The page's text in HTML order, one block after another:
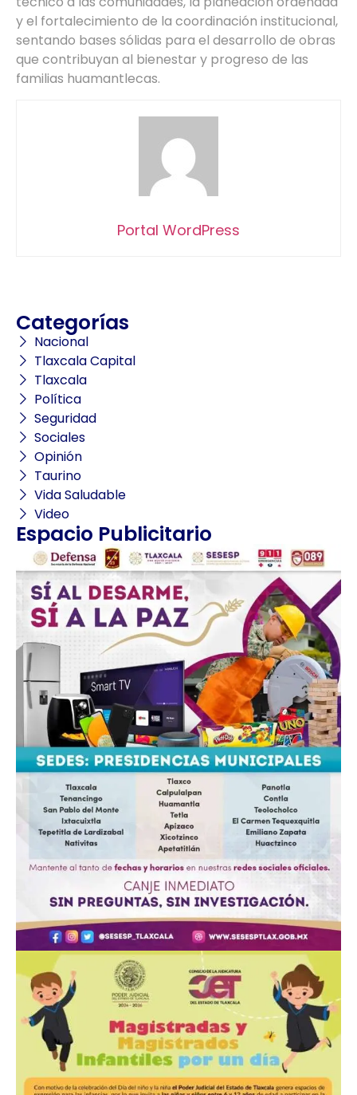
y el fortalecimiento de la coordinación institucional,
sentando bases sólidas para el desarrollo de obras
que contribuyan al bienestar y progreso de las
familias huamantlecas.
Portal WordPress
Categorías
Nacional
Tlaxcala Capital
Tlaxcala
Política
Seguridad
Sociales
Opinión
Taurino
Vida Saludable
Video
Espacio Publicitario